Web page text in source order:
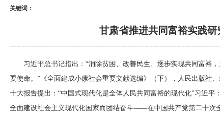
关键词：
甘肃省推进共同富裕实践研
习近平总书记指出：“消除贫困、改善民生、逐步实现共同富裕
要使命。” 《全面建成小康社会重要文献选编》（下），人民出版社
十大报告提出：“中国式现代化是全体人民共同富裕的现代化”习近平
全面建设社会主义现代化国家而团结奋斗——在中国共产党第二十次